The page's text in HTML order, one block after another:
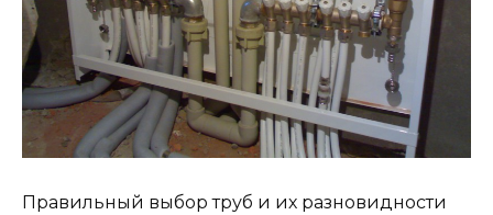
Правильный выбор труб и их разновидности